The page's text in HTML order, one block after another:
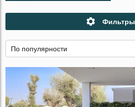
Фильтры
По популярности